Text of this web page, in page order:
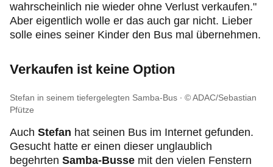
wahrscheinlich nie wieder ohne Verlust verkaufen."
Aber eigentlich wolle er das auch gar nicht. Lieber
solle eines seiner Kinder den Bus mal übernehmen.
Verkaufen ist keine Option
Stefan in seinem tiefergelegten Samba-Bus
© ADAC/Sebastian
Pfütze
Auch Stefan hat seinen Bus im Internet gefunden.
Gesucht hatte er einen dieser unglaublich
begehrten Samba-Busse mit den vielen Fenstern